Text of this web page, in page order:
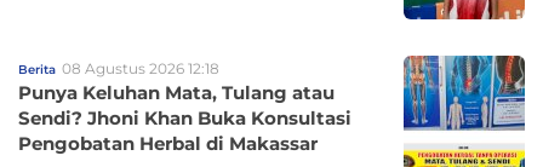
Berita 08 Agustus 2026 12:18
Punya Keluhan Mata, Tulang atau
Sendi? Jhoni Khan Buka Konsultasi
Pengobatan Herbal di Makassar